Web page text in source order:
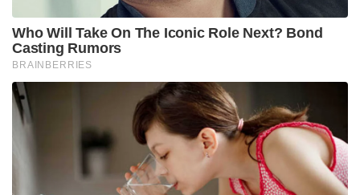
Who Will Take On The Iconic Role Next? Bond
Casting Rumors
BRAINBERRIES